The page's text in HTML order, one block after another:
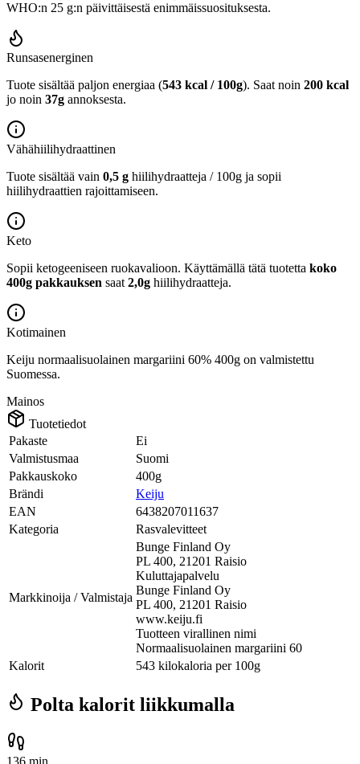
WHO:n 25 g:n päivittäisestä enimmäissuosituksesta.
Runsasenerginen
Tuote sisältää paljon energiaa (543 kcal / 100g). Saat noin 200 kcal
jo noin 37g annoksesta.
Vähähiilihydraattinen
Tuote sisältää vain 0,5 g hiilihydraatteja / 100g ja sopii
hiilihydraattien rajoittamiseen.
Keto
Sopii ketogeeniseen ruokavalioon. Käyttämällä tätä tuotetta koko
400g pakkauksen saat 2,0g hiilihydraatteja.
Kotimainen
Keiju normaalisuolainen margariini 60% 400g on valmistettu
Suomessa.
Mainos
Tuotetiedot
Pakaste
Ei
Valmistusmaa
Suomi
Pakkauskoko
400g
Brändi
Keiju
EAN
6438207011637
Kategoria
Rasvalevitteet
Markkinoija / Valmistaja
Bunge Finland Oy
PL 400, 21201 Raisio
Kuluttajapalvelu
Bunge Finland Oy
PL 400, 21201 Raisio
www.keiju.fi
Tuotteen virallinen nimi
Normaalisuolainen margariini 60
Kalorit
543 kilokaloria per 100g
Polta kalorit liikkumalla